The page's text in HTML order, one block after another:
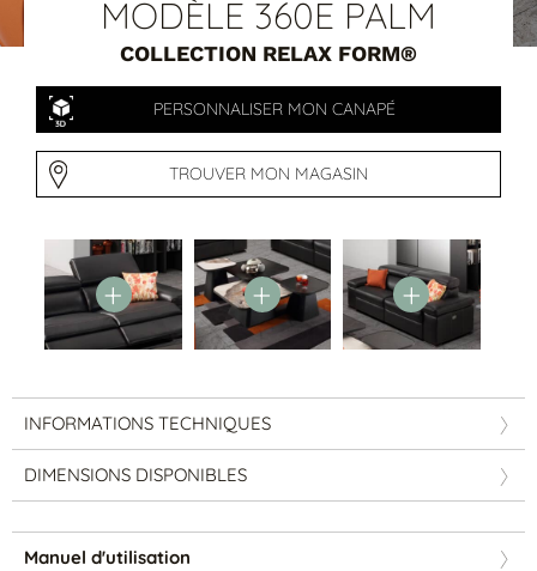
PAR FORME
Canapés convertibles
Tables repas
PAR STYLE
Classique
Contemporain
MODÈLE 360E PALM
COLLECTION RELAX FORM®
PERSONNALISER MON CANAPÉ
TROUVER MON MAGASIN
INFORMATIONS TECHNIQUES
DIMENSIONS DISPONIBLES
Manuel d'utilisation